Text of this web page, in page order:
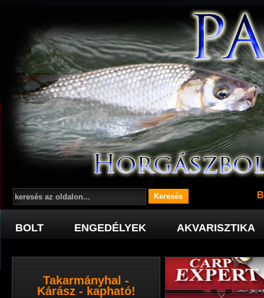
BOLT ENGEDÉLYEK AKVARISZTIKA
Takarmányhal -
Kárász - kapható!